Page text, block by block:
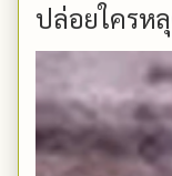
ปล่อยใครห